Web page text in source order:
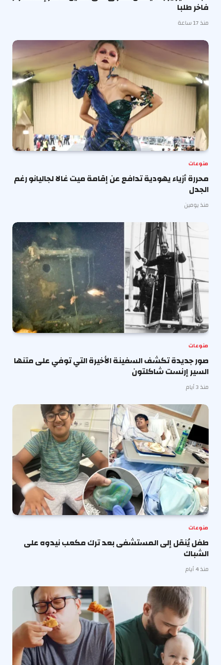
فاخر طلبا
منذ 17 ساعة
منوعات
محررة أزياء يهودية تدافع عن إقامة ميت غالا لجاليانو رغم
الجدل
منذ يومين
منوعات
صور جديدة تكشف السفينة الأخيرة التي توفي على متنها
السير إرنست شاكلتون
منذ 3 أيام
منوعات
طفل يُنقل إلى المستشفى بعد ترك مكعب نيدوه على
الشباك
منذ 4 أيام